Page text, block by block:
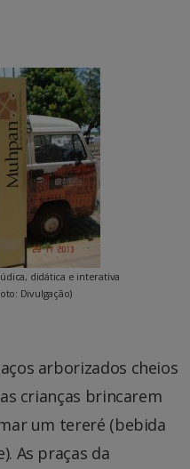
didática e interativa
Divulgação)
arborizados cheios
crianças brincarem
um tereré (bebida
As praças da